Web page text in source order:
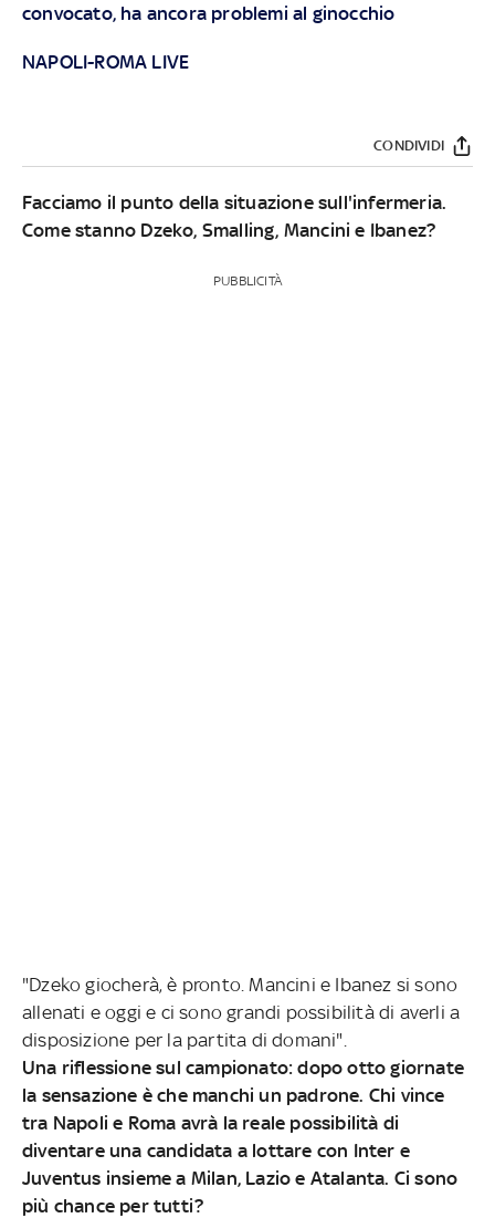
convocato, ha ancora problemi al ginocchio
NAPOLI-ROMA LIVE
CONDIVIDI
Facciamo il punto della situazione sull'infermeria.
Come stanno Dzeko, Smalling, Mancini e Ibanez?
PUBBLICITÀ
"Dzeko giocherà, è pronto. Mancini e Ibanez si sono
allenati e oggi e ci sono grandi possibilità di averli a
disposizione per la partita di domani".
Una riflessione sul campionato: dopo otto giornate
la sensazione è che manchi un padrone. Chi vince
tra Napoli e Roma avrà la reale possibilità di
diventare una candidata a lottare con Inter e
Juventus insieme a Milan, Lazio e Atalanta. Ci sono
più chance per tutti?